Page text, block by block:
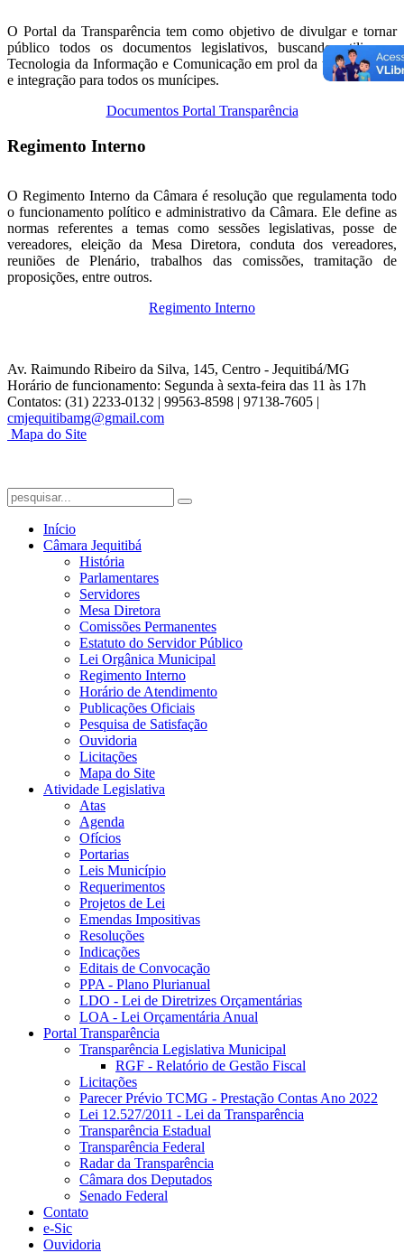
O Portal da Transparência tem como objetivo de divulgar e tornar
público todos os documentos legislativos, buscando utilizar a
Tecnologia da Informação e Comunicação em prol da transparência
e integração para todos os munícipes.
Documentos Portal Transparência
Regimento Interno
O Regimento Interno da Câmara é resolução que regulamenta todo
o funcionamento político e administrativo da Câmara. Ele define as
normas referentes a temas como sessões legislativas, posse de
vereadores, eleição da Mesa Diretora, conduta dos vereadores,
reuniões de Plenário, trabalhos das comissões, tramitação de
proposições, entre outros.
Regimento Interno
Av. Raimundo Ribeiro da Silva, 145, Centro - Jequitibá/MG
Horário de funcionamento: Segunda à sexta-feira das 11 às 17h
Contatos: (31) 2233-0132 | 99563-8598 | 97138-7605 |
cmjequitibamg@gmail.com
Mapa do Site
Início
Câmara Jequitibá
História
Parlamentares
Servidores
Mesa Diretora
Comissões Permanentes
Estatuto do Servidor Público
Lei Orgânica Municipal
Regimento Interno
Horário de Atendimento
Publicações Oficiais
Pesquisa de Satisfação
Ouvidoria
Licitações
Mapa do Site
Atividade Legislativa
Atas
Agenda
Ofícios
Portarias
Leis Município
Requerimentos
Projetos de Lei
Emendas Impositivas
Resoluções
Indicações
Editais de Convocação
PPA - Plano Plurianual
LDO - Lei de Diretrizes Orçamentárias
LOA - Lei Orçamentária Anual
Portal Transparência
Transparência Legislativa Municipal
RGF - Relatório de Gestão Fiscal
Licitações
Parecer Prévio TCMG - Prestação Contas Ano 2022
Lei 12.527/2011 - Lei da Transparência
Transparência Estadual
Transparência Federal
Radar da Transparência
Câmara dos Deputados
Senado Federal
Contato
e-Sic
Ouvidoria